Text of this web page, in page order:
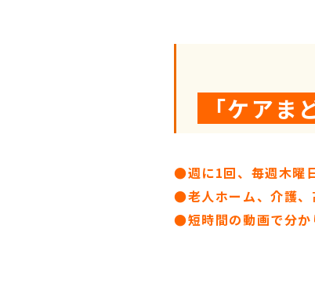
「ケア
●週に1回、毎週木曜
●老人ホーム、介護
●短時間の動画で分か